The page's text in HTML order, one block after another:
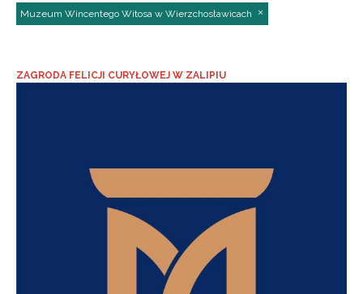
Muzeum Wincentego Witosa w Wierzchosławicach
ZAGRODA FELICJI CURYŁOWEJ W ZALIPIU